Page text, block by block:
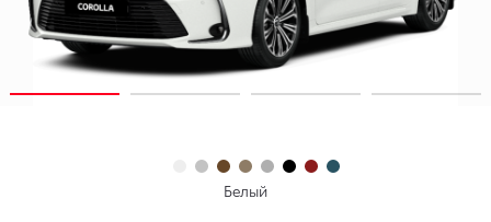
Белый